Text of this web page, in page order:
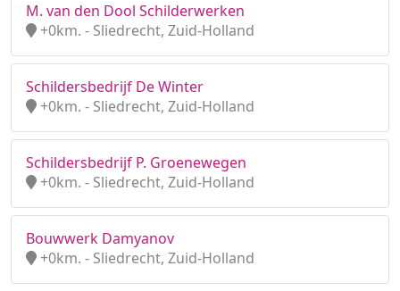
M. van den Dool Schilderwerken
+0km. - Sliedrecht, Zuid-Holland
Schildersbedrijf De Winter
+0km. - Sliedrecht, Zuid-Holland
Schildersbedrijf P. Groenewegen
+0km. - Sliedrecht, Zuid-Holland
Bouwwerk Damyanov
+0km. - Sliedrecht, Zuid-Holland